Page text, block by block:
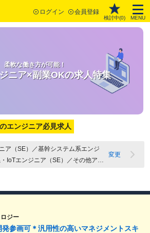
ログイン 会員登録
検討中(0) MENU
柔軟な働き方が可能！
ニア×副業OKの求人特集
エンジニア必見求人
ア（SE）／基幹システム系エンジ
IoTエンジニア（SE）／その他アプ
トエンドエンジニア（PG）／基幹
）／組み込み系・IoTエンジニア
ーション開発エンジニア（PG）／
社内SE・情報システムエンジニア
ア関連職／Webアプリケーション開
変更
ジー
参画可＊汎用性の高いマネジメントスキ